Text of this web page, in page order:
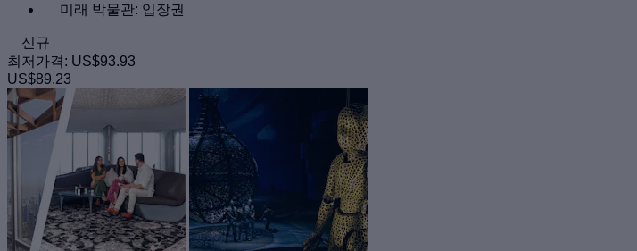
미래 박물관: 입장권
신규
최저가격: US$93.93
US$89.23